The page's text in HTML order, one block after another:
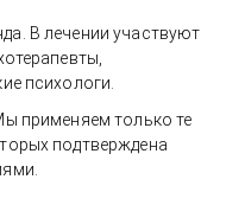
В лечении участвуют
психологи.
применяем только те
подтверждена